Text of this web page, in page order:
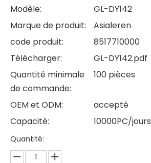
Modèle:
GL-DY142
Marque de produit:
Asialeren
code produit:
8517710000
Télécharger:
GL-DY142.pdf
Quantité minimale
de commande:
100 pièces
OEM et ODM:
accepté
Capacité:
10000PC/jours
Quantité: